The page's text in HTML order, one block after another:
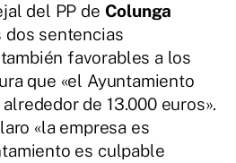
del PP de Colunga
dos sentencias
favorables a los
que «el Ayuntamiento
de 13.000 euros».
«la empresa es
es culpable